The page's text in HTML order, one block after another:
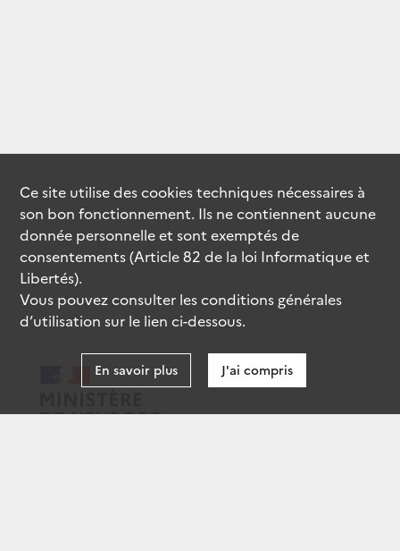
Ce site utilise descookiestechniques nécessaires à
son bon fonctionnement. Ils ne contiennent aucune
donnée personnelle et sont exemptés de
consentements (Article 82 de la loi Informatique et
Libertés).
Vous pouvez consulter les conditions générales
d’utilisation sur le lien ci-dessous.
En savoir plus J'ai compris